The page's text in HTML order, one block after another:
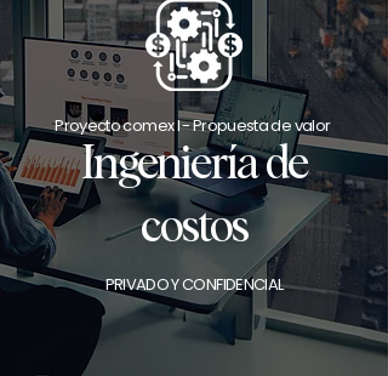
Proyecto comex I - Propuesta de valor
Ingeniería de
costos
PRIVADO Y CONFIDENCIAL